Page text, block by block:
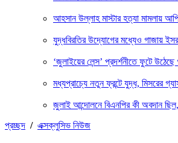
আহসান উল্লাহ মাস্টার হত্যা মামলায়
যুদ্ধবিরতির উদ্যোগের মধ্যেও গাজায়
‘জুলাইয়ের লেন্স’ প্রদর্শনীতে ফুটে
মধ্যপ্রাচ্যে নতুন ফ্রন্টে যুদ্ধ, মিসরের
জুলাই আন্দোলনে বিএনপির কী অবদান
প্রচ্ছদ / এক্সক্লুসিভ নিউজ